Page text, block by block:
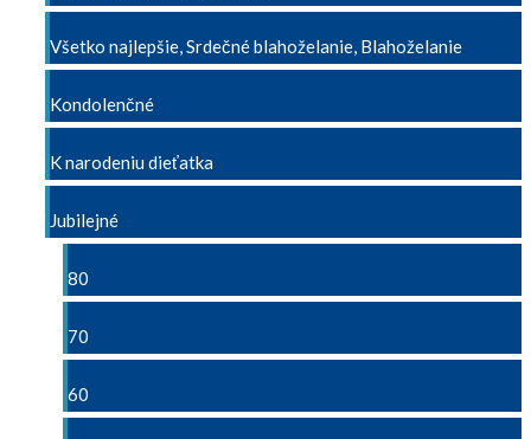
Všetko najlepšie, Srdečné blahoželanie, Blahoželanie
Kondolenčné
K narodeniu dieťatka
Jubilejné
80
70
60